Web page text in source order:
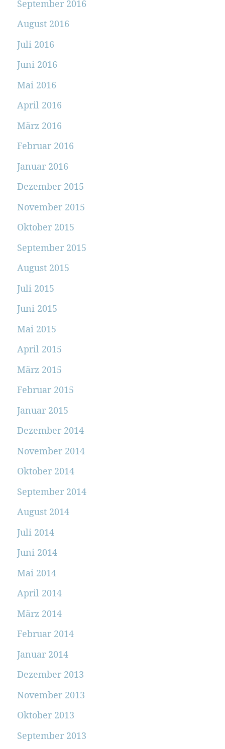
September 2016
August 2016
Juli 2016
Juni 2016
Mai 2016
April 2016
März 2016
Februar 2016
Januar 2016
Dezember 2015
November 2015
Oktober 2015
September 2015
August 2015
Juli 2015
Juni 2015
Mai 2015
April 2015
März 2015
Februar 2015
Januar 2015
Dezember 2014
November 2014
Oktober 2014
September 2014
August 2014
Juli 2014
Juni 2014
Mai 2014
April 2014
März 2014
Februar 2014
Januar 2014
Dezember 2013
November 2013
Oktober 2013
September 2013